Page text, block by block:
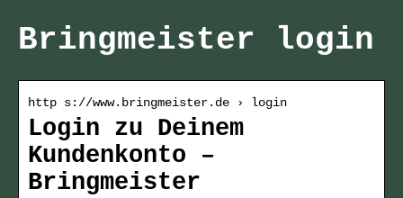
Bringmeister login
http s://www.bringmeister.de › login
Login zu Deinem
Kundenkonto –
Bringmeister